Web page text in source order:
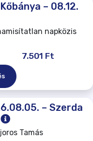
– 08.12.
napközis
7.501 Ft
– Szerda
Tamás